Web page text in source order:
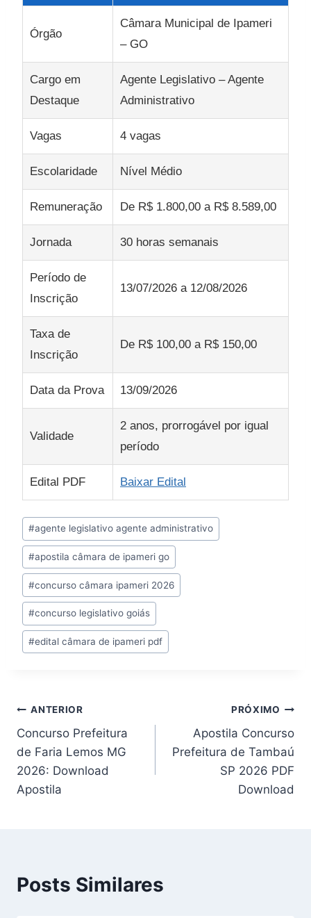
Órgão
Câmara Municipal de Ipameri
– GO
Cargo em
Destaque
Agente Legislativo – Agente
Administrativo
Vagas 4 vagas
Escolaridade Nível Médio
Remuneração De R$ 1.800,00 a R$ 8.589,00
Jornada 30 horas semanais
Período de
Inscrição
13/07/2026 a 12/08/2026
Taxa de
Inscrição
De R$ 100,00 a R$ 150,00
Data da Prova 13/09/2026
Validade
2 anos, prorrogável por igual
período
Edital PDF Baixar Edital
Tags
do
Post:
#agente legislativo agente administrativo
#apostila câmara de ipameri go
#concurso câmara ipameri 2026
#concurso legislativo goiás
#edital câmara de ipameri pdf
Navegação
de
Post
ANTERIOR
Concurso Prefeitura
de Faria Lemos MG
2026: Download
Apostila
PRÓXIMO
Apostila Concurso
Prefeitura de Tambaú
SP 2026 PDF
Download
Posts Similares